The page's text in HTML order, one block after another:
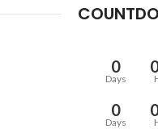
0
Days
0
Days